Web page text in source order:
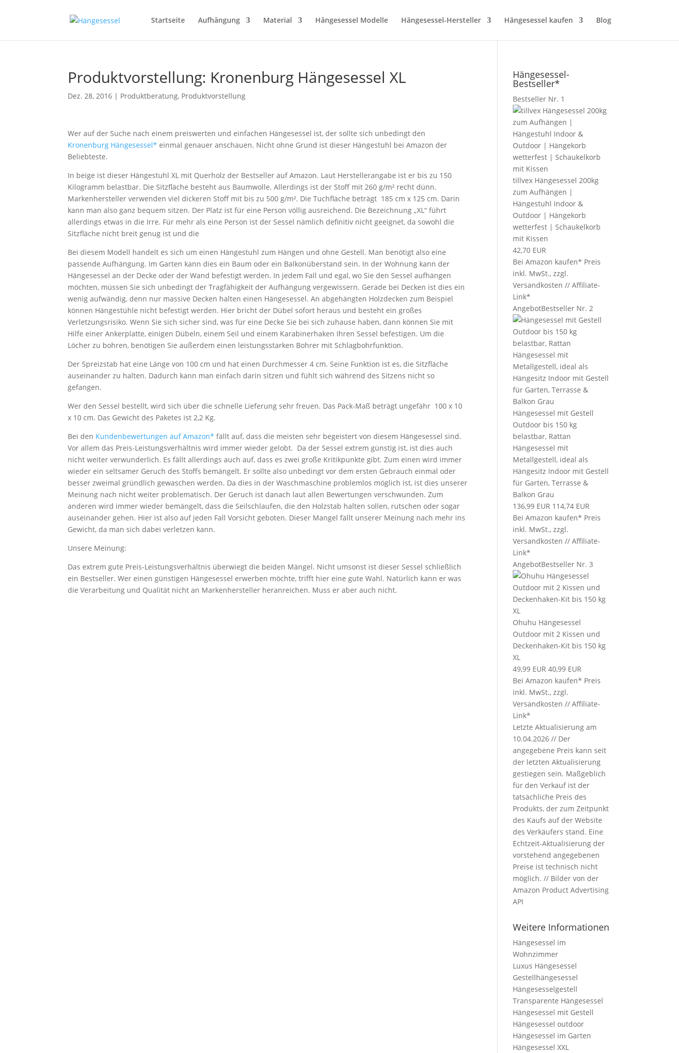
Startseite Aufhängung Material Hängesessel Modelle Hängesessel-Hersteller Hängesessel kaufen Blog
Produktvorstellung: Kronenburg Hängesessel XL
Dez. 28, 2016 | Produktberatung, Produktvorstellung
Wer auf der Suche nach einem preiswerten und einfachen Hängesessel ist, der sollte sich unbedingt den
Kronenburg Hängesessel* einmal genauer anschauen. Nicht ohne Grund ist dieser Hängestuhl bei Amazon der
Beliebteste.
In beige ist dieser Hängestuhl XL mit Querholz der Bestseller auf Amazon. Laut Herstellerangabe ist er bis zu 150
Kilogramm belastbar. Die Sitzfläche besteht aus Baumwolle. Allerdings ist der Stoff mit 260 g/m² recht dünn.
Markenhersteller verwenden viel dickeren Stoff mit bis zu 500 g/m². Die Tuchfläche beträgt 185 cm x 125 cm. Darin
kann man also ganz bequem sitzen. Der Platz ist für eine Person völlig ausreichend. Die Bezeichnung „XL“ führt
allerdings etwas in die Irre. Für mehr als eine Person ist der Sessel nämlich definitiv nicht geeignet, da sowohl die
Sitzfläche nicht breit genug ist und die
Bei diesem Modell handelt es sich um einen Hängestuhl zum Hängen und ohne Gestell. Man benötigt also eine
passende Aufhängung. Im Garten kann dies ein Baum oder ein Balkonüberstand sein. In der Wohnung kann der
Hängesessel an der Decke oder der Wand befestigt werden. In jedem Fall und egal, wo Sie den Sessel aufhängen
möchten, müssen Sie sich unbedingt der Tragfähigkeit der Aufhängung vergewissern. Gerade bei Decken ist dies ein
wenig aufwändig, denn nur massive Decken halten einen Hängesessel. An abgehängten Holzdecken zum Beispiel
können Hängestühle nicht befestigt werden. Hier bricht der Dübel sofort heraus und besteht ein großes
Verletzungsrisiko. Wenn Sie sich sicher sind, was für eine Decke Sie bei sich zuhause haben, dann können Sie mit
Hilfe einer Ankerplatte, einigen Dübeln, einem Seil und einem Karabinerhaken Ihren Sessel befestigen. Um die
Löcher zu bohren, benötigen Sie außerdem einen leistungsstarken Bohrer mit Schlagbohrfunktion.
Der Spreizstab hat eine Länge von 100 cm und hat einen Durchmesser 4 cm. Seine Funktion ist es, die Sitzfläche
auseinander zu halten. Dadurch kann man einfach darin sitzen und fühlt sich während des Sitzens nicht so
gefangen.
Wer den Sessel bestellt, wird sich über die schnelle Lieferung sehr freuen. Das Pack-Maß beträgt ungefähr 100 x 10
x 10 cm. Das Gewicht des Paketes ist 2,2 Kg.
Bei den Kundenbewertungen auf Amazon* fällt auf, dass die meisten sehr begeistert von diesem Hängesessel sind.
Vor allem das Preis-Leistungsverhältnis wird immer wieder gelobt. Da der Sessel extrem günstig ist, ist dies auch
nicht weiter verwunderlich. Es fällt allerdings auch auf, dass es zwei große Kritikpunkte gibt. Zum einen wird immer
wieder ein seltsamer Geruch des Stoffs bemängelt. Er sollte also unbedingt vor dem ersten Gebrauch einmal oder
besser zweimal gründlich gewaschen werden. Da dies in der Waschmaschine problemlos möglich ist, ist dies unserer
Meinung nach nicht weiter problematisch. Der Geruch ist danach laut allen Bewertungen verschwunden. Zum
anderen wird immer wieder bemängelt, dass die Seilschlaufen, die den Holzstab halten sollen, rutschen oder sogar
auseinander gehen. Hier ist also auf jeden Fall Vorsicht geboten. Dieser Mangel fällt unserer Meinung nach mehr ins
Gewicht, da man sich dabei verletzen kann.
Unsere Meinung:
Das extrem gute Preis-Leistungsverhältnis überwiegt die beiden Mängel. Nicht umsonst ist dieser Sessel schließlich
ein Bestseller. Wer einen günstigen Hängesessel erwerben möchte, trifft hier eine gute Wahl. Natürlich kann er was
die Verarbeitung und Qualität nicht an Markenhersteller heranreichen. Muss er aber auch nicht.
Hängesessel-
Bestseller*
Bestseller Nr. 1
tillvex Hängesessel 200kg
zum Aufhängen |
Hängestuhl Indoor &
Outdoor | Hängekorb
wetterfest | Schaukelkorb
mit Kissen
42,70 EUR
Bei Amazon kaufen* Preis
inkl. MwSt., zzgl.
Versandkosten // Affiliate-
Link*
AngebotBestseller Nr. 2
Hängesessel mit Gestell
Outdoor bis 150 kg
belastbar, Rattan
Hängesessel mit
Metallgestell, ideal als
Hängesitz Indoor mit Gestell
für Garten, Terrasse &
Balkon Grau
136,99 EUR 114,74 EUR
Bei Amazon kaufen* Preis
inkl. MwSt., zzgl.
Versandkosten // Affiliate-
Link*
AngebotBestseller Nr. 3
Ohuhu Hängesessel
Outdoor mit 2 Kissen und
Deckenhaken-Kit bis 150 kg
XL
49,99 EUR 40,99 EUR
Bei Amazon kaufen* Preis
inkl. MwSt., zzgl.
Versandkosten // Affiliate-
Link*
Letzte Aktualisierung am
10.04.2026 // Der
angegebene Preis kann seit
der letzten Aktualisierung
gestiegen sein. Maßgeblich
für den Verkauf ist der
tatsächliche Preis des
Produkts, der zum Zeitpunkt
des Kaufs auf der Website
des Verkäufers stand. Eine
Echtzeit-Aktualisierung der
vorstehend angegebenen
Preise ist technisch nicht
möglich. // Bilder von der
Amazon Product Advertising
API
Weitere Informationen
Hängesessel im
Wohnzimmer
Luxus Hängesessel
Gestellhängesessel
Hängesesselgestell
Transparente Hängesessel
Hängesessel mit Gestell
Hängesessel outdoor
Hängesessel im Garten
Hängesessel XXL